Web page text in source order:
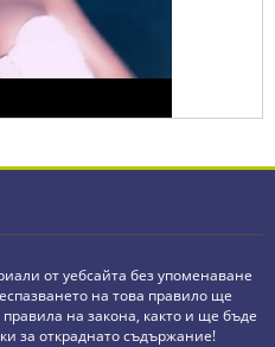
от уебсайта без упоменаване
на това правило ще
на закона, както и ще бъде
за откраднато съдържание!